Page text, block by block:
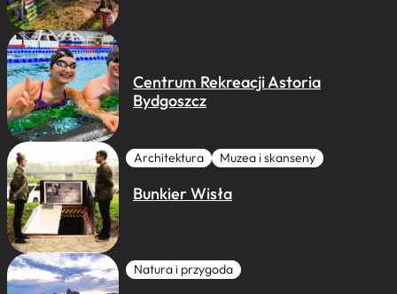
Centrum Rekreacji Astoria
Bydgoszcz
Architektura Muzea i skanseny
Bunkier Wisła
Natura i przygoda